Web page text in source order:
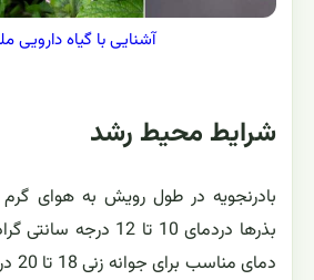
آشنایی با گیاه دارویی
شرایط محیط رشد
بادرنجویه در طول رویش به هوای گرم
بذرها دردمای 10 تا 12